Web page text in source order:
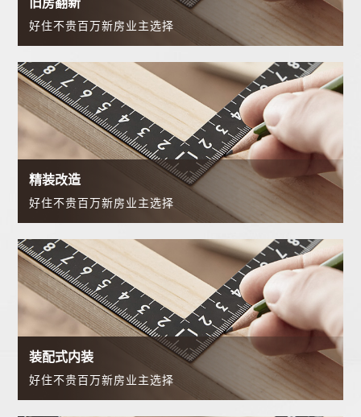
旧房翻新
好住不贵百万新房业主选择
精装改造
好住不贵百万新房业主选择
装配式内装
好住不贵百万新房业主选择